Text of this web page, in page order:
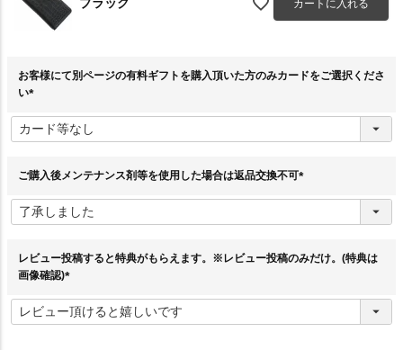
カートに入れる
お客様にて別ページの有料ギフトを購入頂いた方のみカードをご選択くださ
い
必
須
ご購入後メンテナンス剤等を使用した場合は返品交換不可
須
レビュー投稿すると特典がもらえます。※レビュー投稿のみだけ。(特典は
画像確認)
必
須